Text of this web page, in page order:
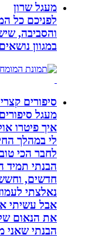
מעגל שרון
לפניכם כל
והסביבה,
במגוון נושאים!
סיפורים קצרים
מעגל סיפורים
איך פיטרו אולי
לי במהלך
לחבר הכי טוב
הבנתי תמיד
חדשים, וחששתי
נאלצתי לעמוד
אבל עשיתי את
את הנאום שלי,
הבנתי שאני